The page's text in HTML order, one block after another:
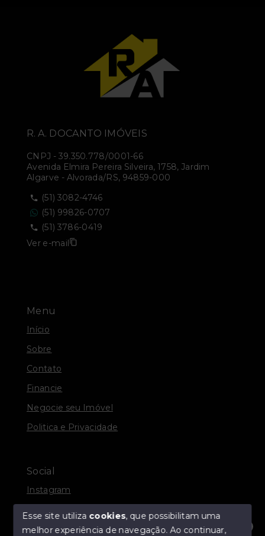
Menu
Início
Sobre
Contato
Financie
Negocie seu Imóvel
Politica e Privacidade
Social
Instagram
R. A. DOCANTO IMÓVEIS
CNPJ - 39.350.778/0001-66
Avenida Elmira Pereira Silveira, 1758, Jardim
Algarve - Alvorada/RS, 94859-000
(51) 3082-4746
(51) 99826-0707
(51) 3786-0419
Ver e-mail
Esse site utiliza cookies, que possibilitam uma
melhor experiência de navegação.Ao continuar,